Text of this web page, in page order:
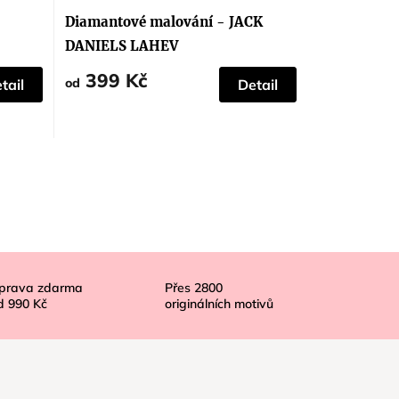
Diamantové malování - JACK
DANIELS LAHEV
od 399 Kč Detail
zdarma
990 Kč
Přes 2800
originálních motivů